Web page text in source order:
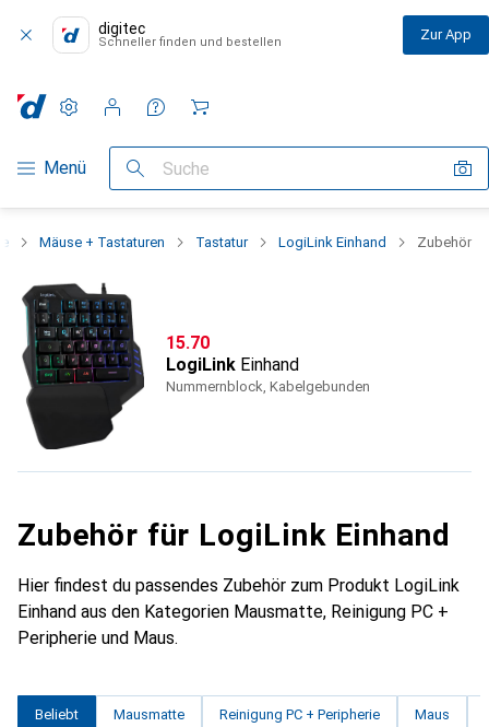
digitec
Schneller finden und bestellen Zur App
Navigation nach Kategorien
Menü Suche
Einstellungen
Kundenkonto
Vergleichslisten
Merklisten
Warenkorb
Mäuse + Tastaturen Tastatur LogiLink Einhand Zubehör
CHF
15.70
LogiLink Einhand
Nummernblock, Kabelgebunden
Zubehör für LogiLink Einhand
Hier findest du passendes Zubehör zum Produkt LogiLink
Einhand aus den Kategorien Mausmatte, Reinigung PC +
Peripherie und Maus.
Beliebt Mausmatte Reinigung PC + Peripherie Maus